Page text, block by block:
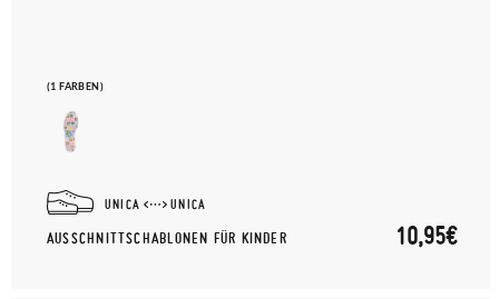
(1 FARBEN)
UNICA UNICA
AUSSCHNITTSCHABLONEN FÜR KINDER 10,95€